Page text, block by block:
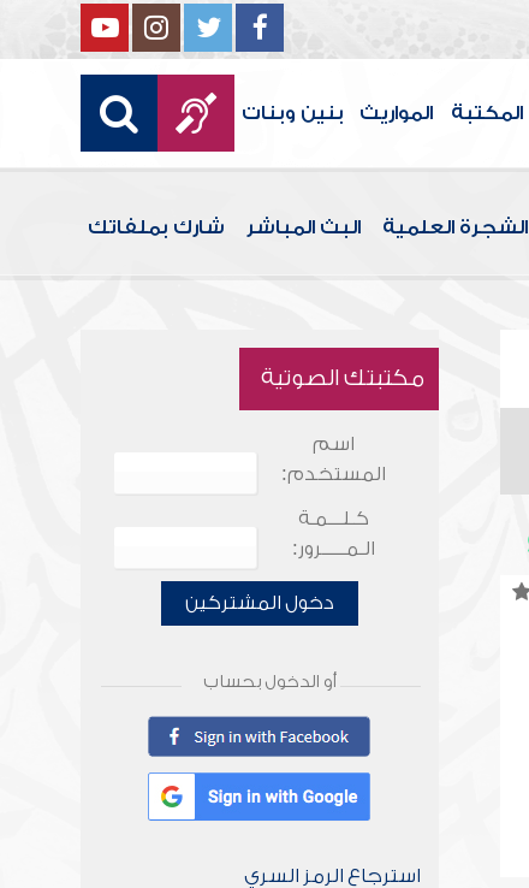
المكتبة المواريث بنين وبنات
الشجرة العلمية البث المباشر شارك بملفاتك
مكتبتك الصوتية
اسم
المستخدم:
كـلـــمـة
الـمـــــرور:
دخول المشتركين
أو الدخول بحساب
استرجاع الرمز السري